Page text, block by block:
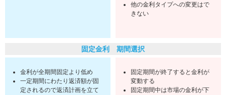
他の金利タイプへの変更はで
きない
固定金利 期間選択
金利が全期間固定より低め
一定期間にわたり返済額が固
定されるので返済計画を立て
固定期間が終了すると金利が
変動する
固定期間中は市場の金利が下